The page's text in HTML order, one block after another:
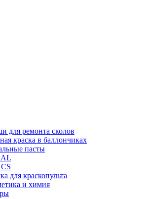
для ремонта сколов
краска в баллончиках
пасты
для краскопульта
и химия